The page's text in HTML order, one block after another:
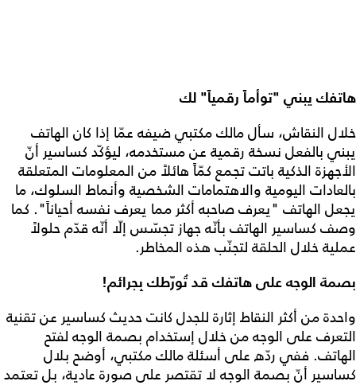
هاتفك يبني "توأماً رقمياً" لك
خلال النقاش، سأل مالك مكتبي ضيفه عمّا إذا كان الهاتف
يبني بالفعل نسخة رقمية عن مستخدمه، ليؤكّد كساسير أنّ
الأجهزة الذكية باتت تجمع كمّاً هائلاً من المعلومات المتعلقة
بالعادات اليومية والاهتمامات الشخصية وأنماط السلوك، ما
يجعل الهاتف "يعرف صاحبه أكثر مما يعرف نفسه أحياناً". كما
وصف كساسير الهاتف بأنّه جهاز تجسّس إلّا أنّه قدّم حلولاً
عملية خلال الحلقة لتجنّب هذه المخاطر.
بصمة الوجه على هاتفك قد تُورّطك بِجرائم!
واحدة من أكثر النقاط إثارة للجدل كانت حديث كساسير عن تقنية
التعرف على الوجه من خلال إستخدام بصمة الوجه لفتح
الهاتف. ففي ردّه على أسئلة مالك مكتبي، أوضح بلال
كساسير أنّ بصمة الوجه لا تقتصر على صورة عادية، بل تعتمد